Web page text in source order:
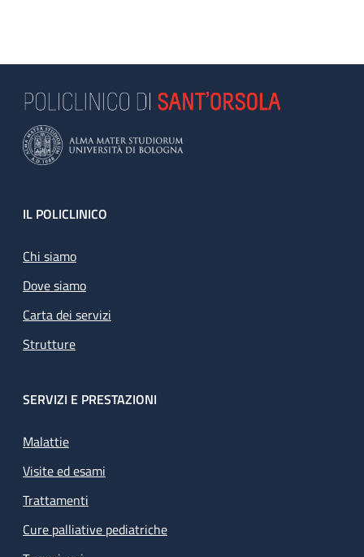
Footer
IL POLICLINICO
Chi siamo
Dove siamo
Carta dei servizi
Strutture
SERVIZI E PRESTAZIONI
Malattie
Visite ed esami
Trattamenti
Cure palliative pediatriche